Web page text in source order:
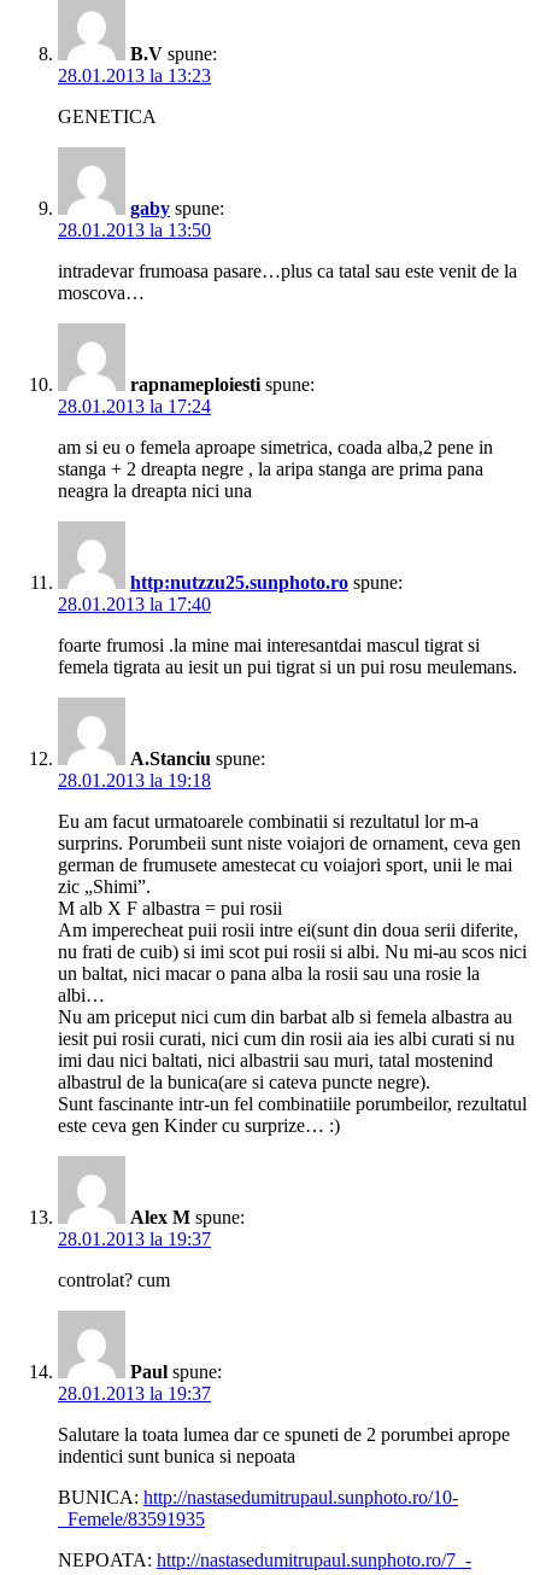
B.V spune:
28.01.2013 la 13:23
GENETICA
gaby spune:
28.01.2013 la 13:50
intradevar frumoasa pasare…plus ca tatal sau este venit de la
moscova…
rapnameploiesti spune:
28.01.2013 la 17:24
am si eu o femela aproape simetrica, coada alba,2 pene in
stanga + 2 dreapta negre , la aripa stanga are prima pana
neagra la dreapta nici una
http:nutzzu25.sunphoto.ro spune:
28.01.2013 la 17:40
foarte frumosi .la mine mai interesantdai mascul tigrat si
femela tigrata au iesit un pui tigrat si un pui rosu meulemans.
A.Stanciu spune:
28.01.2013 la 19:18
Eu am facut urmatoarele combinatii si rezultatul lor m-a
surprins. Porumbeii sunt niste voiajori de ornament, ceva gen
german de frumusete amestecat cu voiajori sport, unii le mai
zic „Shimi”.
M alb X F albastra = pui rosii
Am imperecheat puii rosii intre ei(sunt din doua serii diferite,
nu frati de cuib) si imi scot pui rosii si albi. Nu mi-au scos nici
un baltat, nici macar o pana alba la rosii sau una rosie la
albi…
Nu am priceput nici cum din barbat alb si femela albastra au
iesit pui rosii curati, nici cum din rosii aia ies albi curati si nu
imi dau nici baltati, nici albastrii sau muri, tatal mostenind
albastrul de la bunica(are si cateva puncte negre).
Sunt fascinante intr-un fel combinatiile porumbeilor, rezultatul
este ceva gen Kinder cu surprize… :)
Alex M spune:
28.01.2013 la 19:37
controlat? cum
Paul spune:
28.01.2013 la 19:37
Salutare la toata lumea dar ce spuneti de 2 porumbei aprope
indentici sunt bunica si nepoata
BUNICA: http://nastasedumitrupaul.sunphoto.ro/10-
_Femele/83591935
NEPOATA: http://nastasedumitrupaul.sunphoto.ro/7_-